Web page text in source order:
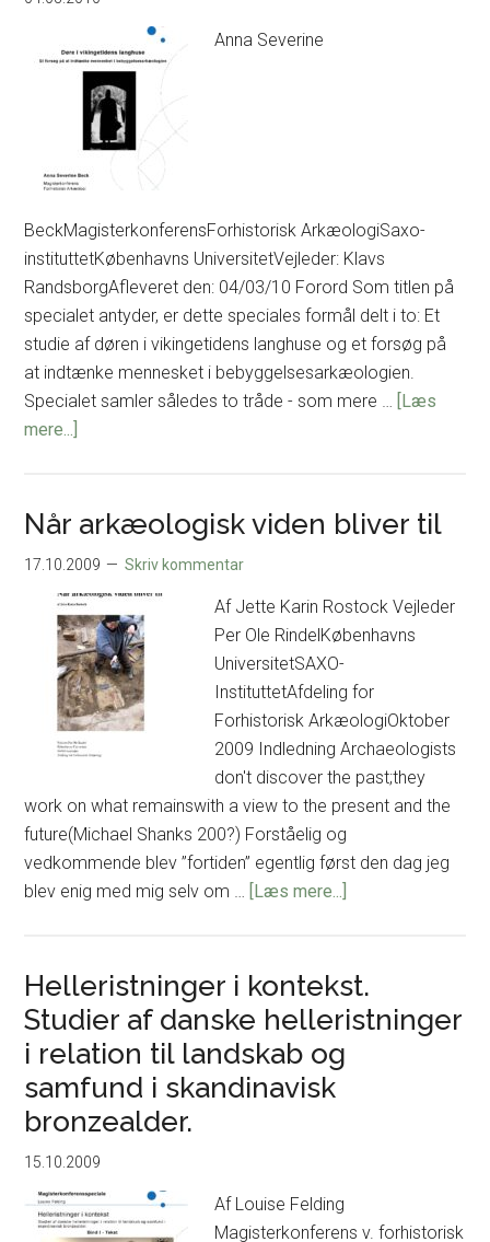
tids
Anna Severine
BeckMagisterkonferensForhistorisk ArkæologiSaxo-
instituttetKøbenhavns UniversitetVejleder: Klavs
RandsborgAfleveret den: 04/03/10 Forord Som titlen på
specialet antyder, er dette speciales formål delt i to: Et
studie af døren i vikingetidens langhuse og et forsøg på
at indtænke mennesket i bebyggelsesarkæologien.
Specialet samler således to tråde - som mere … [Læs
mere...]
vikingetidens
–
Et
forsøg
på
at
indtænke
mennesket
bebyggelsesarkæologien
Når arkæologisk viden bliver til
17.10.2009 Skriv kommentar
Af Jette Karin Rostock Vejleder
Per Ole RindelKøbenhavns
UniversitetSAXO-
InstituttetAfdeling for
Forhistorisk ArkæologiOktober
2009 Indledning Archaeologists
don't discover the past;they
work on what remainswith a view to the present and the
future(Michael Shanks 200?) Forståelig og
vedkommende blev ”fortiden” egentlig først den dag jeg
blev enig med mig selv om … [Læs mere...]
viden
bliver
til
Helleristninger i kontekst.
Studier af danske helleristninger
i relation til landskab og
samfund i skandinavisk
bronzealder.
15.10.2009
Af Louise Felding
Magisterkonferens v. forhistorisk